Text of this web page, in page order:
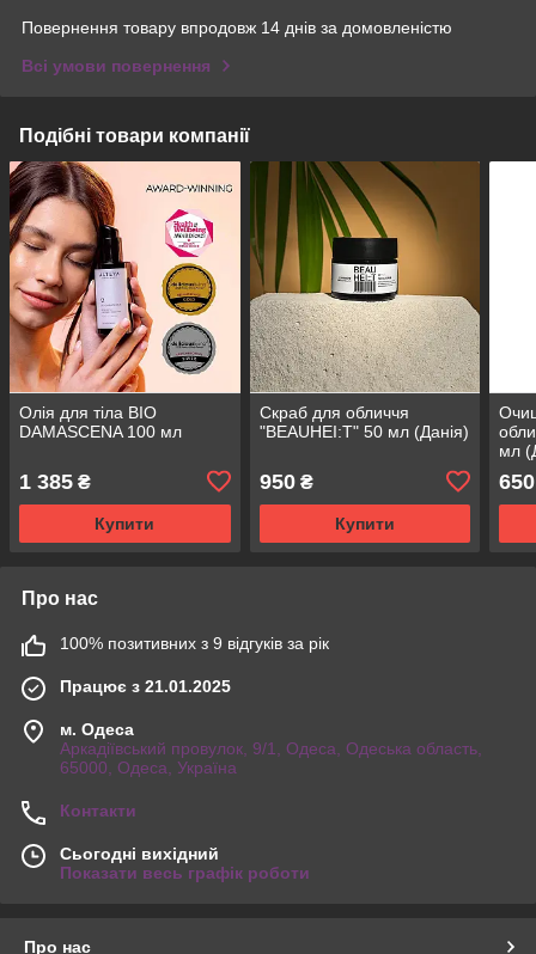
Повернення товару впродовж 14 днів за домовленістю
Всі умови повернення
Подібні товари компанії
Олія для тіла BIO
DAMASCENA 100 мл
1 385 ₴
Купити
Скраб для обличчя
"BEAUHEI:T" 50 мл (Данія)
950₴
Купити
мл
650
Про нас
100% позитивних з 9 відгуків за рік
Працює з 21.01.2025
м. Одеса
Аркадіївський провулок, 9/1, Одеса, Одеська область,
65000, Одеса, Україна
Контакти
Сьогодні вихідний
Показати весь графік роботи
Про нас